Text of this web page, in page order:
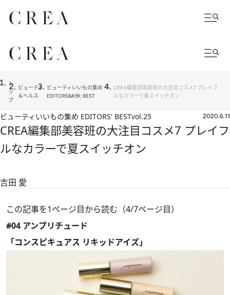
ト
ッ
プ
ビューティ
＆ヘルス
ビューティいいもの集め
EDITORS&#39; BEST
CREA編集部美容班の大注目コスメ7 プレイフ
ルなカラーで夏スイッチオン
ビューティいいもの集め EDITORS' BESTvol.25 2020.6.11
CREA編集部美容班の大注目コスメ7 プレイフ
ルなカラーで夏スイッチオン
吉田 愛
この記事を1ページ目から読む（4/7ページ目）
#04 アンプリチュード
「コンスピキュアス リキッドアイズ」